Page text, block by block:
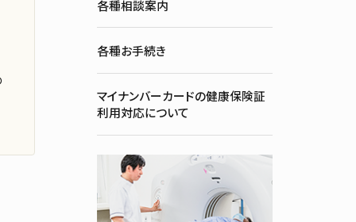
外来診療日割表
各種お手続き
お持ちいただくもの
各種相談案内
各種お手続き
マイナンバーカードの健康保険証
利用対応について